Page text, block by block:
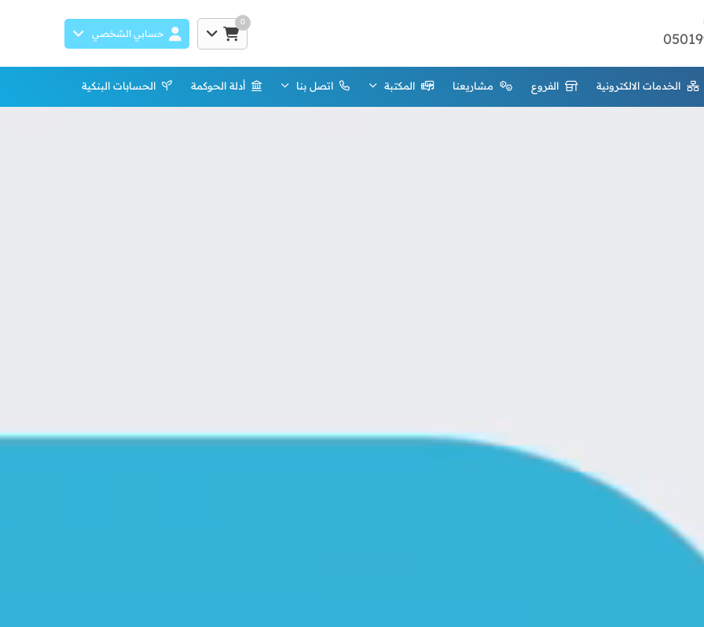
0
حسابي الشخصي
الخدمات الالكترونية الفروع مشاريعنا المكتبة اتصل بنا أدلة الحوكمة الحسابات البنكية